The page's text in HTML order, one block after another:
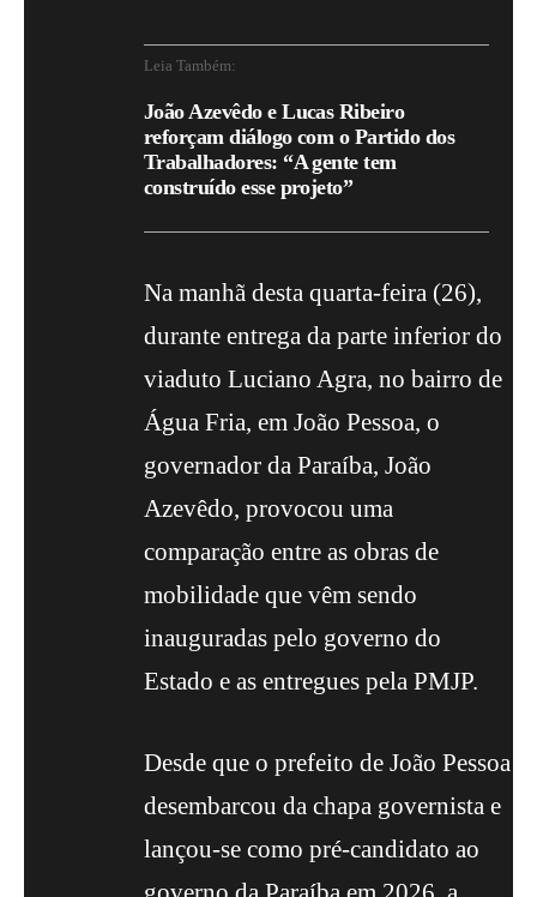
Leia Também:
João Azevêdo e Lucas Ribeiro
reforçam diálogo com o Partido dos
Trabalhadores: “A gente tem
construído esse projeto”
Na manhã desta quarta-feira (26),
durante entrega da parte inferior do
viaduto Luciano Agra, no bairro de
Água Fria, em João Pessoa, o
governador da Paraíba, João
Azevêdo, provocou uma
comparação entre as obras de
mobilidade que vêm sendo
inauguradas pelo governo do
Estado e as entregues pela PMJP.
Desde que o prefeito de João Pessoa
desembarcou da chapa governista e
lançou-se como pré-candidato ao